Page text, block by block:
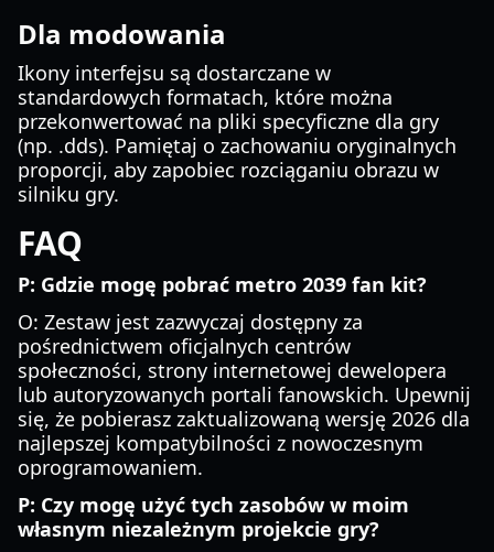
Dla modowania
Ikony interfejsu są dostarczane w
standardowych formatach, które można
przekonwertować na pliki specyficzne dla gry
(np. .dds). Pamiętaj o zachowaniu oryginalnych
proporcji, aby zapobiec rozciąganiu obrazu w
silniku gry.
FAQ
P: Gdzie mogę pobrać metro 2039 fan kit?
O: Zestaw jest zazwyczaj dostępny za
pośrednictwem oficjalnych centrów
społeczności, strony internetowej dewelopera
lub autoryzowanych portali fanowskich. Upewnij
się, że pobierasz zaktualizowaną wersję 2026 dla
najlepszej kompatybilności z nowoczesnym
oprogramowaniem.
P: Czy mogę użyć tych zasobów w moim
własnym niezależnym projekcie gry?